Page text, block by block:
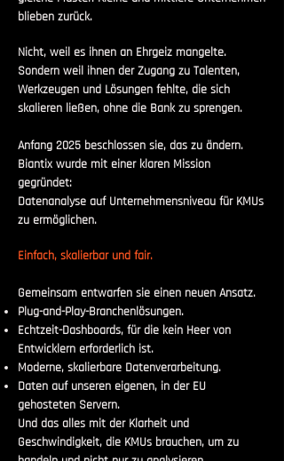
blieben zurück.
Nicht, weil es ihnen an Ehrgeiz mangelte.
Sondern weil ihnen der Zugang zu Talenten,
Werkzeugen und Lösungen fehlte, die sich
skalieren ließen, ohne die Bank zu sprengen.
Anfang 2025 beschlossen sie, das zu ändern.
Biantix wurde mit einer klaren Mission
gegründet:
Datenanalyse auf Unternehmensniveau für KMUs
zu ermöglichen.
Einfach, skalierbar und fair.
Gemeinsam entwarfen sie einen neuen Ansatz.
Plug-and-Play-Branchenlösungen.
Echtzeit-Dashboards, für die kein Heer von
Entwicklern erforderlich ist.
Moderne, skalierbare Datenverarbeitung.
Daten auf unseren eigenen, in der EU
gehosteten Servern.
Und das alles mit der Klarheit und
Geschwindigkeit, die KMUs brauchen, um zu